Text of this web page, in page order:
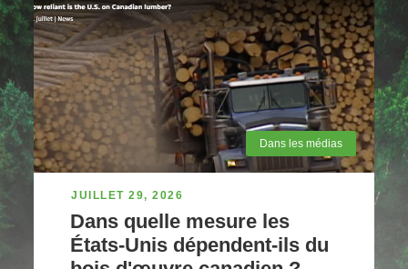
Dans les médias
JUILLET 29, 2026
Dans quelle mesure les
États-Unis dépendent-ils du